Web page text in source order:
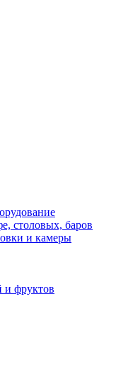
столовых, баров
и камеры
и фруктов